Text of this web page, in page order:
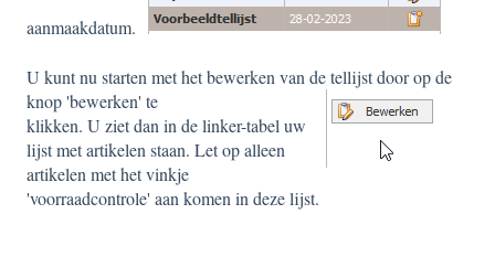
aanmaakdatum.
U kunt nu starten met het bewerken van de tellijst door op de
knop 'bewerken' te
klikken. U ziet dan in de linker-tabel uw
lijst met artikelen staan. Let op alleen
artikelen met het vinkje
'voorraadcontrole' aan komen in deze lijst.